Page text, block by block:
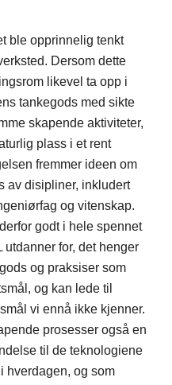
ble opprinnelig tenkt
Dersom dette
likevel ta opp i
tankegods med sikte
skapende aktiviteter,
plass i et rent
fremmer ideen om
av disipliner, inkludert
og vitenskap.
godt i hele spennet
for, det henger
og praksiser som
og kan lede til
vi ennå ikke kjenner.
prosesser også en
til de teknologiene
hverdagen, og som